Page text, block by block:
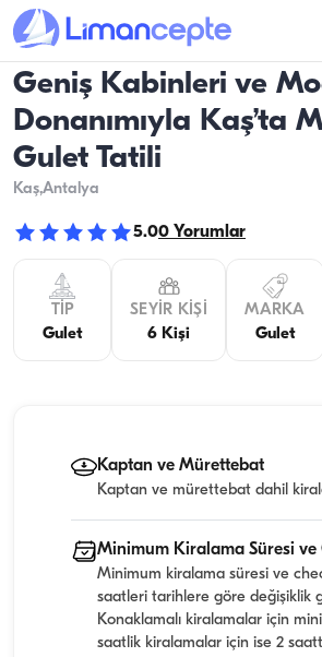
Geniş Kabinleri ve
Donanımıyla Kaş’ta
Gulet Tatili
Kaş,Antalya
5.00 Yorumlar
TIP
Gulet
SEYIR KIŞI
6 Kişi
MARKA
Gulet
Kaptan ve Mürettebat
Kaptan ve mürettebat dahil
Minimum Kiralama Süresi ve
Minimum kiralama süresi ve
saatleri tarihlere göre değişiklik
Konaklamalı kiralamalar için
saatlik kiralamalar için ise 2